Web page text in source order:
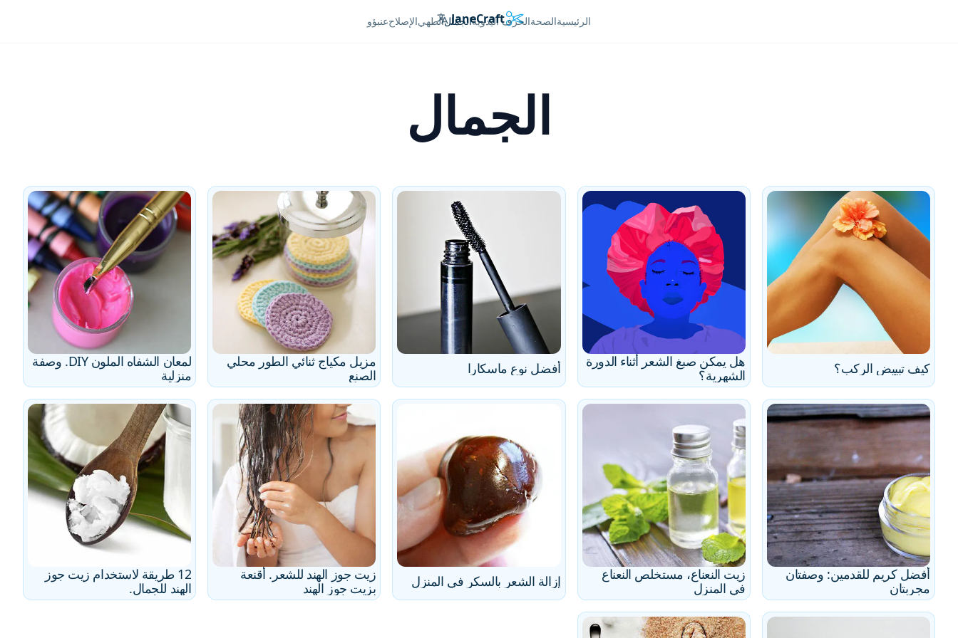
JaneCraft
Languages الرئيسيةالصحةالحرف اليدويةالجمالالطهيالإصلاحعنبؤو
الجمال
كيف تبييض الركب؟
هل يمكن صبغ الشعر أثناء الدورة
الشهرية؟
أفضل نوع ماسكارا
مزيل مكياج ثنائي الطور محلي
الصنع
لمعان الشفاه الملون DIY. وصفة
منزلية
أفضل كريم للقدمين: وصفتان
مجربتان
زيت النعناع، مستخلص النعناع
في المنزل
إزالة الشعر بالسكر في المنزل
زيت جوز الهند للشعر. أقنعة
بزيت جوز الهند
12 طريقة لاستخدام زيت جوز
الهند للجمال.